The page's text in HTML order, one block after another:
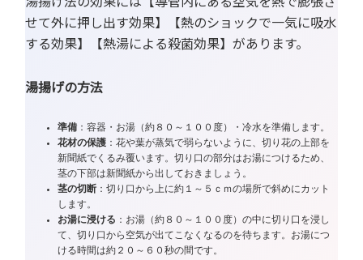
せて外に押し出す効果】【熱のショックで一気に吸水
する効果】【熱湯による殺菌効果】があります。
湯揚げの方法
準備 ：容器・お湯（約８０～１００度）・冷水を準備します。
花材の保護 ：花や葉が蒸気で弱らないように、切り花の上部を
新聞紙でくるみ覆います。切り口の部分はお湯につけるため、
茎の下部は新聞紙から出しておきましょう。
茎の切断 ：切り口から上に約１～５ｃｍの場所で斜めにカット
します。
お湯に浸ける ：お湯（約８０～１００度）の中に切り口を浸し
て、切り口から空気が出てこなくなるのを待ちます。お湯につ
ける時間は約２０～６０秒の間です。